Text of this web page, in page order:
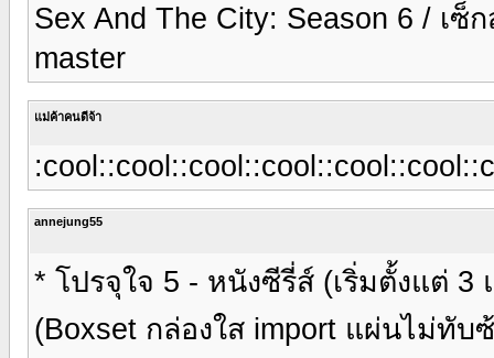
Sex And The City: Season 6 / เ
master
แม่ค้าคนดีจ้า
annejung55
* โปรจุใจ 5 - หนังซีรี่ส์ (เริ่มตั้งแต่
(Boxset กล่องใส import แผ่นไม่ทั